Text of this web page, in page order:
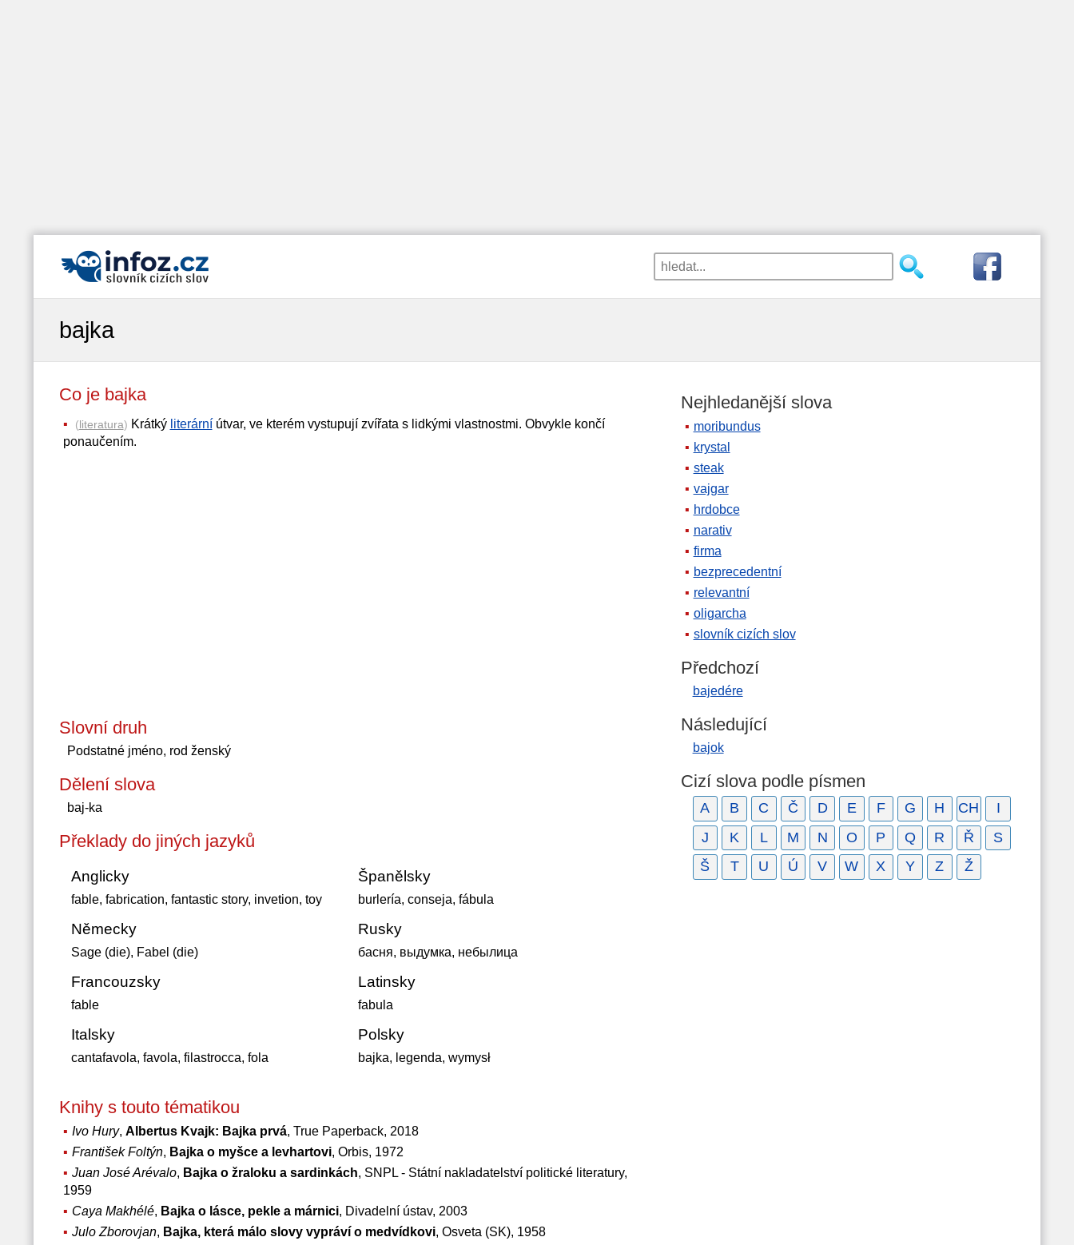
bajka
Co je bajka
(literatura) Krátký literárníútvar, ve kterém vystupují zvířata s lidkými vlastnostmi. Obvykle končí
ponaučením.
Slovní druh
Podstatné jméno, rod ženský
Dělení slova
baj-ka
Překlady do jiných jazyků
Anglicky
fable, fabrication, fantastic story, invetion, toy
Německy
Sage (die), Fabel (die)
Francouzsky
fable
Italsky
cantafavola, favola, filastrocca, fola
Španělsky
burlería, conseja, fábula
Rusky
басня, выдумка, небылица
Latinsky
fabula
Polsky
bajka, legenda, wymysł
Knihy s touto tématikou
Ivo Hury, Albertus Kvajk: Bajka prvá, True Paperback, 2018
František Foltýn, Bajka o myšce a levhartovi, Orbis, 1972
Juan José Arévalo, Bajka o žraloku a sardinkách, SNPL - Státní nakladatelství politické literatury,
1959
Caya Makhélé, Bajka o lásce, pekle a márnici, Divadelní ústav, 2003
Julo Zborovjan, Bajka, která málo slovy vypráví o medvídkovi, Osveta (SK), 1958
Nejhledanější slova
moribundus
krystal
steak
vajgar
hrdobce
narativ
firma
bezprecedentní
relevantní
oligarcha
slovník cizích slov
Předchozí
bajedére
Následující
bajok
Cizí slova podle písmen
A B C Č D E F G H CH
I
J
K L M N O P Q R Ř
S
Š
T U Ú V W X Y Z Ž